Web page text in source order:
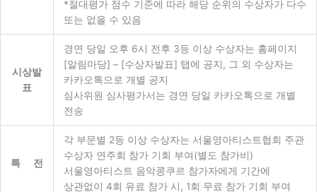
*절대평가 점수 기준에 따라 해당 순위의 수상자가 다수
또는 없을 수 있음
시상발
표
경연 당일 오후 6시 전후 3등 이상 수상자는 홈페이지
[알림마당] – [수상자발표] 탭에 공지, 그 외 수상자는
카카오톡으로 개별 공지
심사위원 심사평가서는 경연 당일 카카오톡으로 개별
전송
특 전
각 부문별 2등 이상 수상자는 서울영아티스트협회 주관
수상자 연주회 참가 기회 부여(별도 참가비)
서울영아티스트 음악콩쿠르 참가자에게 기간에
상관없이 4회 유료 참가 시, 1회 무료 참가 기회 부여